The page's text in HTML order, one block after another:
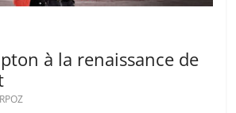
à la renaissance de